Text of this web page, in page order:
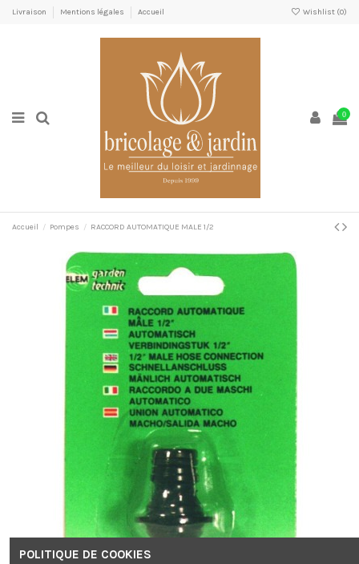
Livraison Mentions légales Accueil Wishlist (0)
0
Accueil Pompes RACCORD AUTOMATIQUE MALE 1/2
POLITIQUE DE COOKIES